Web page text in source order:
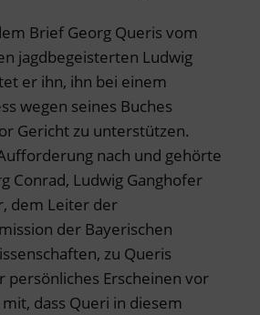
Brief Georg Queris vom
jagdbegeisterten Ludwig
er ihn, ihn bei einem
wegen seines Buches
Gericht zu unterstützen.
nach und gehörte
Conrad, Ludwig Ganghofer
dem Leiter der
der Bayerischen
zu Queris
persönliches Erscheinen vor
dass Queri in diesem